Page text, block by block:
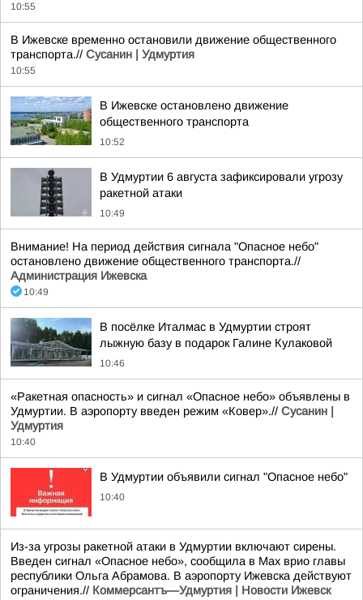
10:55
В Ижевске временно остановили движение общественного
транспорта.// Сусанин | Удмуртия
10:55
В Ижевске остановлено движение
общественного транспорта
10:52
В Удмуртии 6 августа зафиксировали угрозу
ракетной атаки
10:49
Внимание! На период действия сигнала "Опасное небо"
остановлено движение общественного транспорта.//
Администрация Ижевска
10:49
В посёлке Италмас в Удмуртии строят
лыжную базу в подарок Галине Кулаковой
10:46
«Ракетная опасность» и сигнал «Опасное небо» объявлены в
Удмуртии. В аэропорту введен режим «Ковер».// Сусанин |
Удмуртия
10:40
В Удмуртии объявили сигнал "Опасное небо"
10:40
Из-за угрозы ракетной атаки в Удмуртии включают сирены.
Введен сигнал «Опасное небо», сообщила в Max врио главы
республики Ольга Абрамова. В аэропорту Ижевска действуют
ограничения.// Коммерсантъ—Удмуртия | Новости Ижевск